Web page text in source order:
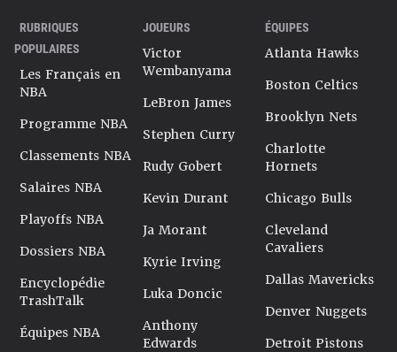
RUBRIQUES
POPULAIRES
Les Français en
NBA
Programme NBA
Classements NBA
Salaires NBA
Playoffs NBA
Dossiers NBA
Encyclopédie
TrashTalk
Équipes NBA
JOUEURS
Victor
Wembanyama
LeBron James
Stephen Curry
Rudy Gobert
Kevin Durant
Ja Morant
Kyrie Irving
Luka Doncic
Anthony
Edwards
ÉQUIPES
Atlanta Hawks
Boston Celtics
Brooklyn Nets
Charlotte
Hornets
Chicago Bulls
Cleveland
Cavaliers
Dallas Mavericks
Denver Nuggets
Detroit Pistons